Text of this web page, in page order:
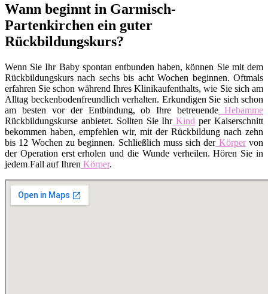
Wann beginnt in Garmisch-
Partenkirchen ein guter
Rückbildungskurs?
Wenn Sie Ihr Baby spontan entbunden haben, können Sie mit dem
Rückbildungskurs nach sechs bis acht Wochen beginnen. Oftmals
erfahren Sie schon während Ihres Klinikaufenthalts, wie Sie sich am
Alltag beckenbodenfreundlich verhalten. Erkundigen Sie sich schon
am besten vor der Entbindung, ob Ihre betreuende Hebamme
Rückbildungskurse anbietet. Sollten Sie IhrKind per Kaiserschnitt
bekommen haben, empfehlen wir, mit der Rückbildung nach zehn
bis 12 Wochen zu beginnen. Schließlich muss sich derKörpervon
der Operation erst erholen und die Wunde verheilen. Hören Sie in
jedem Fall auf Ihren Körper.